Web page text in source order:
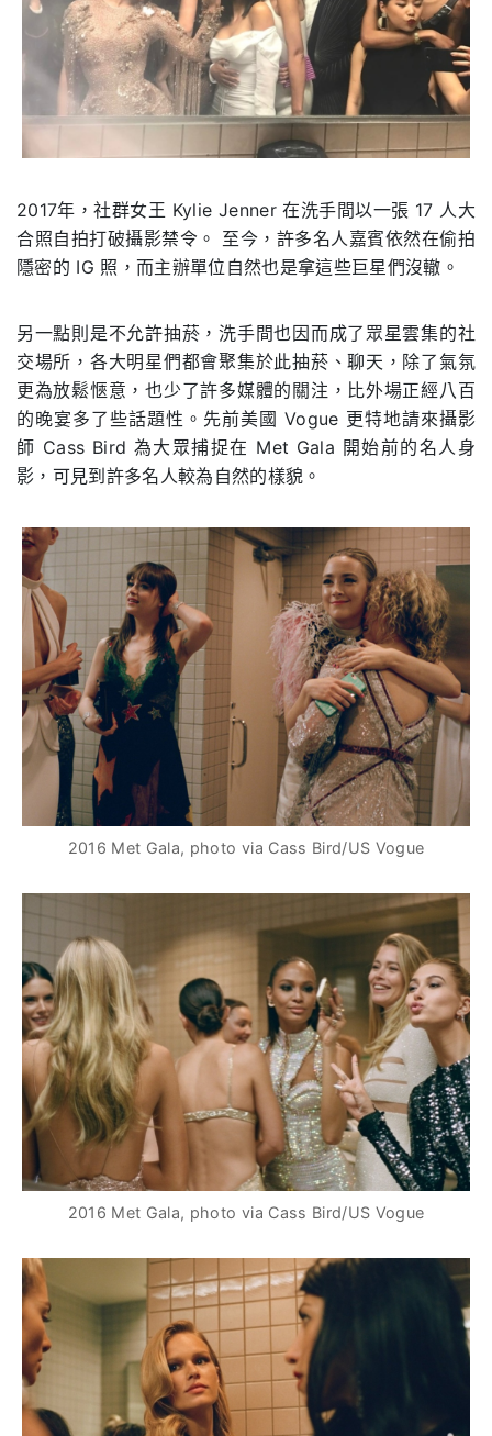
2017年，社群女王 Kylie Jenner 在洗手間以一張 17 人大
合照自拍打破攝影禁令。 至今，許多名人嘉賓依然在偷拍
隱密的 IG 照，而主辦單位自然也是拿這些巨星們沒轍。
另一點則是不允許抽菸，洗手間也因而成了眾星雲集的社
交場所，各大明星們都會聚集於此抽菸、聊天，除了氣氛
更為放鬆愜意，也少了許多媒體的關注，比外場正經八百
的晚宴多了些話題性。先前美國 Vogue 更特地請來攝影
師 Cass Bird 為大眾捕捉在 Met Gala 開始前的名人身
影，可見到許多名人較為自然的樣貌。
2016 Met Gala, photo via Cass Bird/US Vogue
2016 Met Gala, photo via Cass Bird/US Vogue